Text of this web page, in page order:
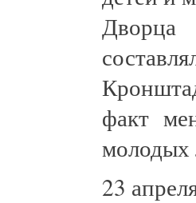
Дворца
факт
молодых
23